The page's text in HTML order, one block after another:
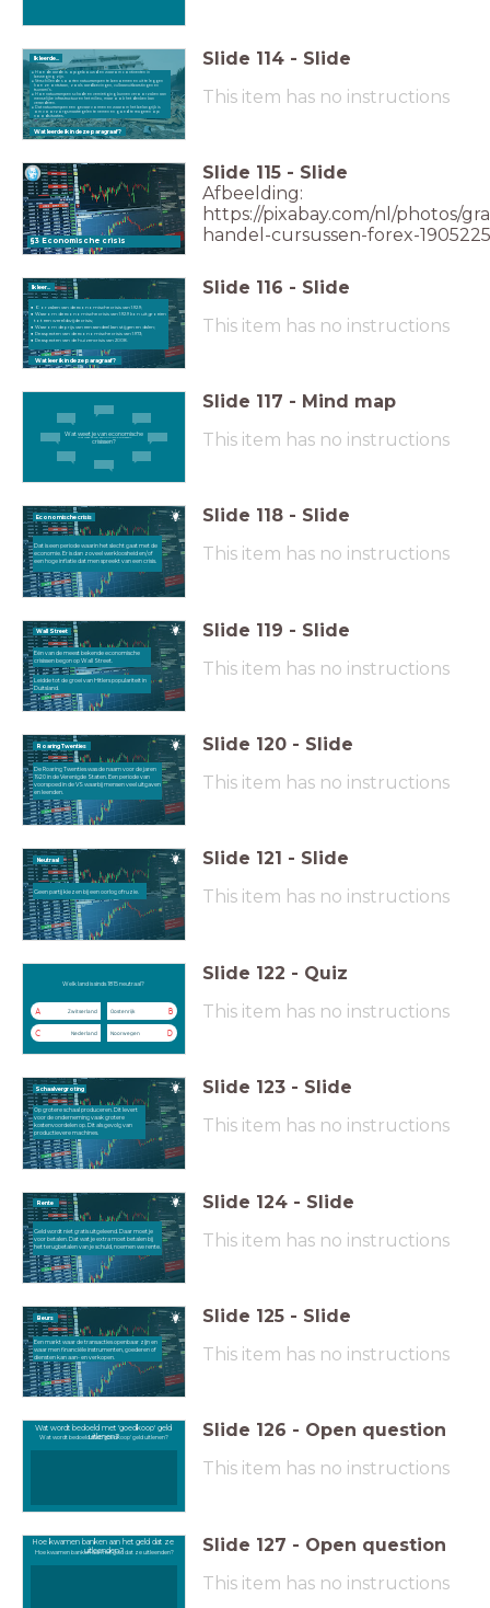
Wat leerde ik in deze paragraaf?
Hoe de aarde is opgebouwd en waarom continenten in
beweging zijn.
Verschillende soorten natuurrampen te benoemen en uit te leggen
hoe ze ontstaan, zoals aardbevingen, vulkaanuitbarstingen en
tsunami’s.
Hoe natuurrampen schade en vernietiging kunnen veroorzaken aan
menselijke infrastructuur en het milieu, maar ook het denken kan
veranderen.
Dat natuurrampen een gevaar vormen en waarom het belangrijk is
om voorzorgsmaatregelen te nemen en goed te reageren op
noodsituaties.
Ik leerde... Slide 114 - Slide
This item has no instructions
§3 Economische crisis
Slide 115 - Slide
Afbeelding:
https://pixabay.com/nl/photos/
handel-cursussen-forex-
Wat leer ik in deze paragraaf?
Oorzaken van de economische crisis van 1929;
Waarom de economische crisis van 1929 kon uitgroeien
tot een wereldwijde crisis;
Waarom de prijs van een aandeel kan stijgen en dalen;
De aspecten van de economische crisis van 1973;
De aspecten van de huizencrisis van 2008.
Ik leer... Slide 116 - Slide
This item has no instructions
Wat weet je van economische
crisissen?
Slide 117 - Mind map
This item has no instructions
Economische crisis
Dat is een periode waarin het slecht gaat met de
economie. Er is dan zoveel werkloosheid en/of
een hoge inflatie dat men spreekt van een crisis.
Slide 118 - Slide
This item has no instructions
Wall Street
Eén van de meest bekende economische
crisissen begon op Wall Street.
Leidde tot de groei van Hitlers populariteit in
Duitsland.
Slide 119 - Slide
This item has no instructions
Roaring Twenties
De Roaring Twenties was de naam voor de jaren
1920 in de Verenigde Staten. Een periode van
voorspoed in de VS waarbij mensen veel uitgaven
en leenden.
Slide 120 - Slide
This item has no instructions
Neutraal
Geen partij kiezen bij een oorlog of ruzie.
Slide 121 - Slide
This item has no instructions
Welk land is sinds 1815 neutraal?
A Zwitserland B
Oostenrijk
C Nederland D
Noorwegen
Slide 122 - Quiz
This item has no instructions
Schaalvergroting
Op grotere schaal produceren. Dit levert
voor de onderneming vaak grotere
kostenvoordelen op. Dit als gevolg van
productievere machines.
Slide 123 - Slide
This item has no instructions
Rente
Geld wordt niet gratis uitgeleend. Daar moet je
voor betalen. Dat wat je extra moet betalen bij
het terugbetalen van je schuld, noemen we rente.
Slide 124 - Slide
This item has no instructions
Beurs
Een markt waar de transacties openbaar zijn en
waar men financiële instrumenten, goederen of
diensten kan aan- en verkopen.
Slide 125 - Slide
This item has no instructions
Wat wordt bedoeld met 'goedkoop' geld
uitlenen?
Wat wordt bedoeld met 'goedkoop' geld uitlenen? Slide 126 - Open question
This item has no instructions
Hoe kwamen banken aan het geld dat ze
uitleenden?
Hoe kwamen banken aan het geld dat ze uitleenden? Slide 127 - Open question
This item has no instructions